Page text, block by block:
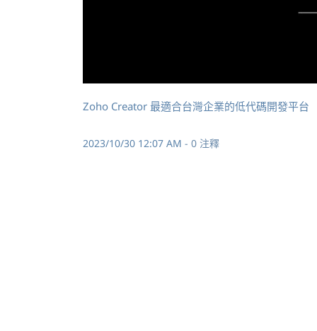
Zoho Creator 最適合台灣企業的低代碼開發平台
2023/10/30 12:07 AM - 0 注釋